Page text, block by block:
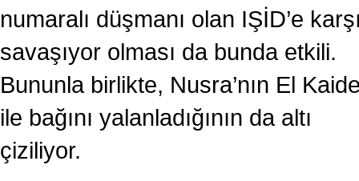
numaralı düşmanı olan IŞİD’e
savaşıyor olması da bunda etkili.
Bununla birlikte, Nusra’nın El
ile bağını yalanladığının da altı
çiziliyor.